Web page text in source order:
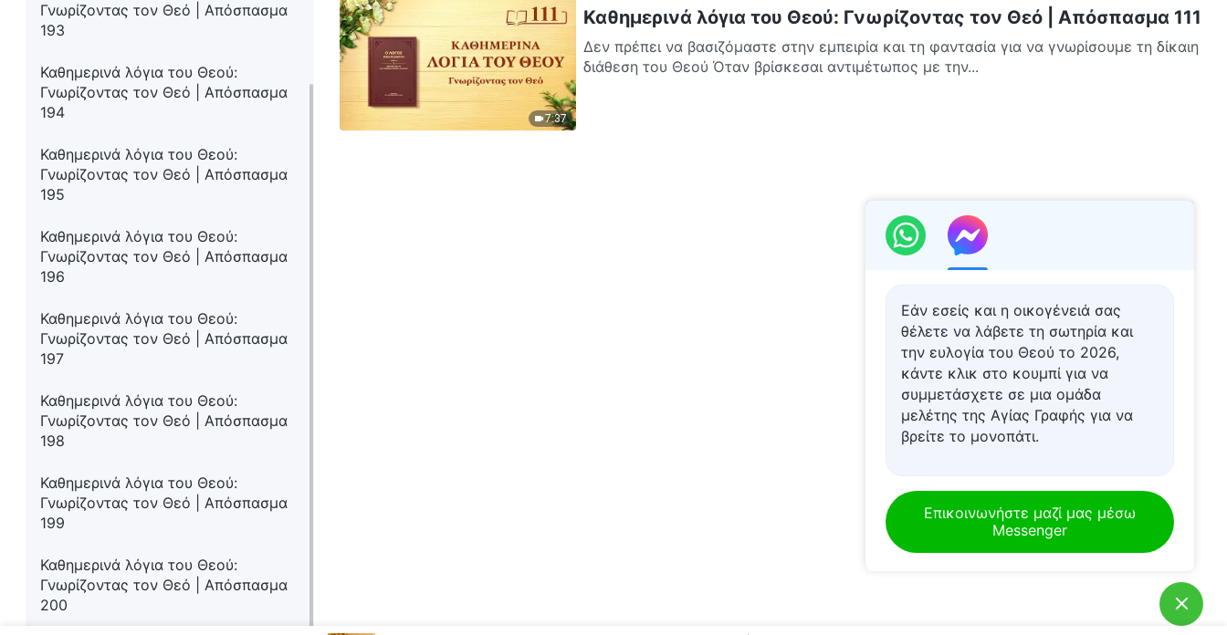
Γνωρίζοντας τον Θεό | Απόσπασμα
193
Καθημερινά λόγια του Θεού:
Γνωρίζοντας τον Θεό | Απόσπασμα
194
Καθημερινά λόγια του Θεού:
Γνωρίζοντας τον Θεό | Απόσπασμα
195
Καθημερινά λόγια του Θεού:
Γνωρίζοντας τον Θεό | Απόσπασμα
196
Καθημερινά λόγια του Θεού:
Γνωρίζοντας τον Θεό | Απόσπασμα
197
Καθημερινά λόγια του Θεού:
Γνωρίζοντας τον Θεό | Απόσπασμα
198
Καθημερινά λόγια του Θεού:
Γνωρίζοντας τον Θεό | Απόσπασμα
199
Καθημερινά λόγια του Θεού:
Γνωρίζοντας τον Θεό | Απόσπασμα
200
7:37
Καθημερινά λόγια του Θεού: Γνωρίζοντας τον Θεό | Απόσπασμα 111
Δεν πρέπει να βασιζόμαστε στην εμπειρία και τη φαντασία για να γνωρίσουμε τη δίκαιη
διάθεση του Θεού Όταν βρίσκεσαι αντιμέτωπος με την...
Εάν εσείς και η οικογένειά σας
θέλετε να λάβετε τη σωτηρία και
την ευλογία του Θεού το 2026,
κάντε κλικ στο κουμπί για να
συμμετάσχετε σε μια ομάδα
μελέτης της Αγίας Γραφής για να
βρείτε το μονοπάτι.
Επικοινωνήστε μαζί μας μέσω
Messenger